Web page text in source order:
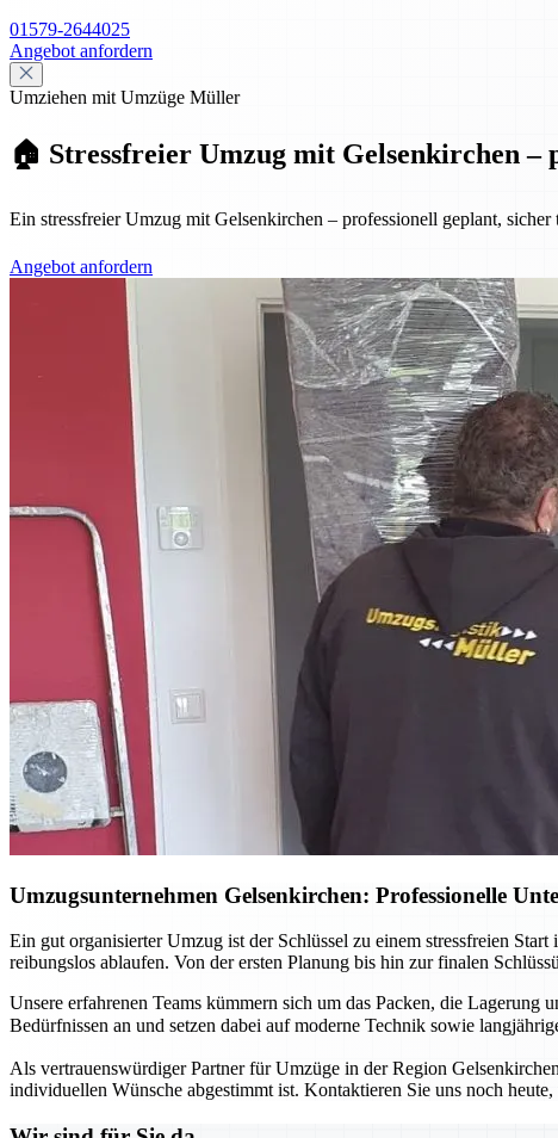
01579-2644025
Angebot anfordern
Umziehen mit Umzüge Müller
🏠 Stressfreier Umzug mit Gelsenkirchen –
Ein stressfreier Umzug mit Gelsenkirchen – professionell geplant,
Angebot anfordern
Umzugsunternehmen Gelsenkirchen: Professionelle
Ein gut organisierter Umzug ist der Schlüssel zu einem stressfreien
reibungslos ablaufen. Von der ersten Planung bis hin zur finalen
Unsere erfahrenen Teams kümmern sich um das Packen, die
Bedürfnissen an und setzen dabei auf moderne Technik sowie
Als vertrauenswürdiger Partner für Umzüge in der Region
individuellen Wünsche abgestimmt ist. Kontaktieren Sie uns noch